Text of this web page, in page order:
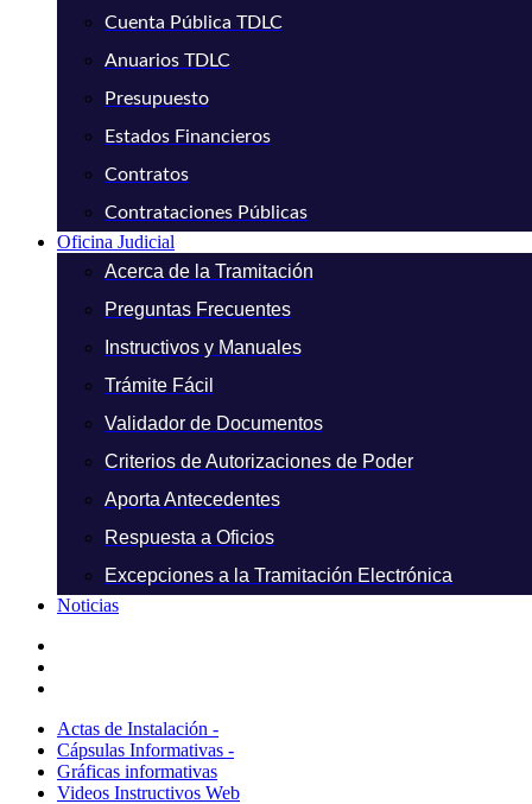
Cuenta Pública TDLC
Anuarios TDLC
Presupuesto
Estados Financieros
Contratos
Contrataciones Públicas
Oficina Judicial
Acerca de la Tramitación
Preguntas Frecuentes
Instructivos y Manuales
Trámite Fácil
Validador de Documentos
Criterios de Autorizaciones de Poder
Aporta Antecedentes
Respuesta a Oficios
Excepciones a la Tramitación Electrónica
Noticias
Actas de Instalación -
Cápsulas Informativas -
Gráficas informativas
Videos Instructivos Web